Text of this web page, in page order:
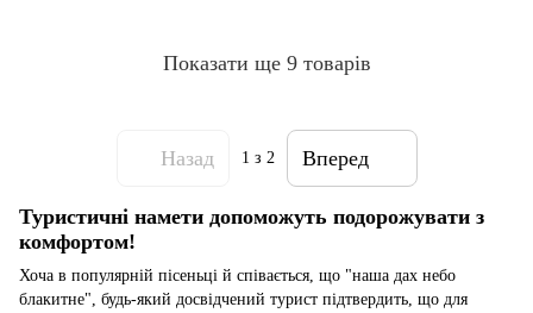
Показати ще 9 товарів
Назад 1 з 2 Вперед
Туристичні намети допоможуть подорожувати з
комфортом!
Хоча в популярній пісеньці й співається, що "наша дах небо
блакитне", будь-який досвідчений турист підтвердить, що для